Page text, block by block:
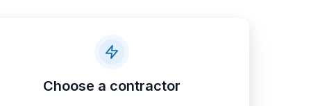
Choose a contractor